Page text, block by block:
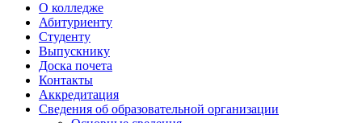
О колледже
Абитуриенту
Студенту
Выпускнику
Доска почета
Контакты
Аккредитация
Сведения об образовательной организации